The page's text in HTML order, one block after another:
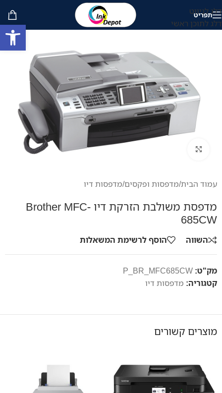
דלג לניווט
דלג לתוכן ראשי
תפריט
עמוד הבית/מדפסות ופקסים/מדפסות דיו
מדפסת משולבת הזרקת דיו Brother MFC-
685CW
השווה הוסף לרשימת המשאלות
מק"ט: P_BR_MFC685CW
קטגוריה: מדפסות דיו
מוצרים קשורים
פתח